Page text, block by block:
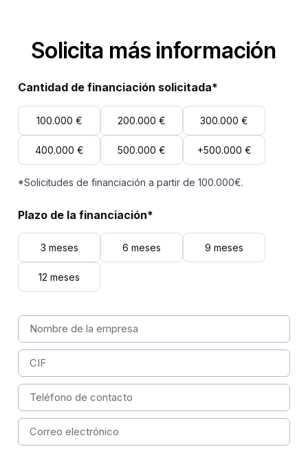
Solicita más información
Cantidad de financiación solicitada*
100.000 € 200.000 € 300.000 €
400.000 € 500.000 € +500.000 €
*Solicitudes de financiación a partir de 100.000€.
Plazo de la financiación*
3 meses 6 meses 9 meses
12 meses